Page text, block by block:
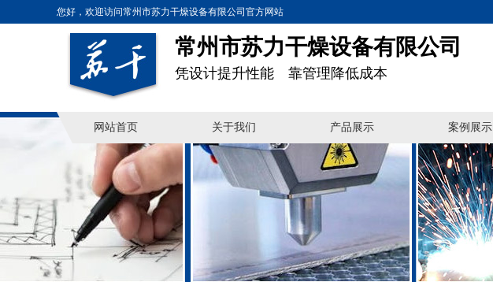
您好，欢迎访问常州市苏力干燥设备有限公司官方网站
常州市苏力干燥设备有限公司
凭设计提升性能 靠管理降低成本
网站首页 关于我们 产品展示 案例展示